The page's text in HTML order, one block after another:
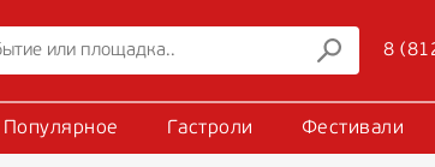
8
Популярное Гастроли Фестивали